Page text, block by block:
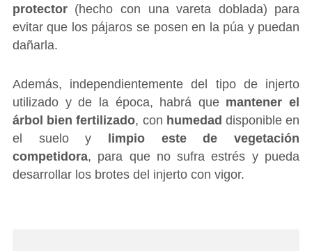
protector(hecho con una vareta doblada) para
evitar que los pájaros se posen en la púa y puedan
dañarla.
Además, independientemente del tipo de injerto
utilizado y de la época, habrá que mantener el
árbol bien fertilizado, con humedad disponible en
el suelo y
limpio este de vegetación
competidora, para que no sufra estrés y pueda
desarrollar los brotes del injerto con vigor.